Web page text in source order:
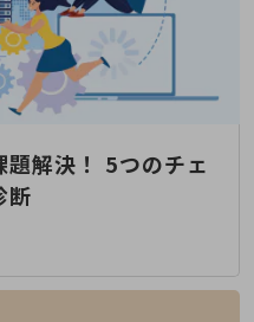
解決！ 5つのチェ
断